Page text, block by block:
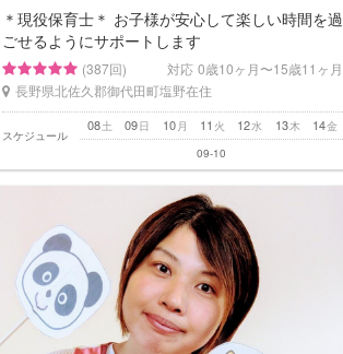
＊現役保育士＊ お子様が安心して楽しい時間を過
ごせるようにサポートします
(387回) 対応 0歳10ヶ月〜15歳11ヶ月
長野県北佐久郡御代田町塩野在住
スケジュール
土
08 日
09 月
10 火
11 水
12 木
13 金
14
09-10